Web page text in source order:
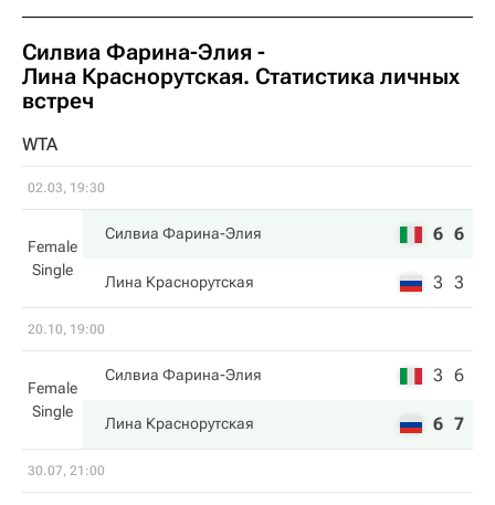
Силвиа Фарина-Элия -
Лина Краснорутская. Статистика личных
встреч
WTA
02.03, 19:30
Female
Single
Силвиа Фарина-Элия 6 6
Лина Краснорутская 3 3
20.10, 19:00
Female
Single
Силвиа Фарина-Элия 3 6
Лина Краснорутская 6 7
30.07, 21:00